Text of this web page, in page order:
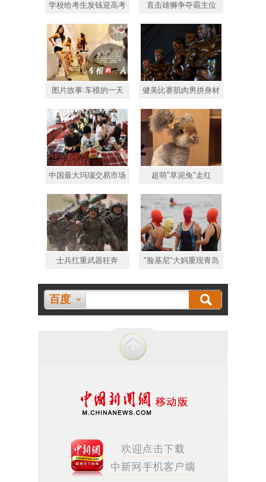
学校给考生发钱迎高考 直击雄狮争夺霸主位
图片故事:车模的一天 健美比赛肌肉男拼身材
中国最大玛瑙交易市场 超萌"草泥兔"走红
士兵扛重武器狂奔 "脸基尼"大妈重现青岛
百度